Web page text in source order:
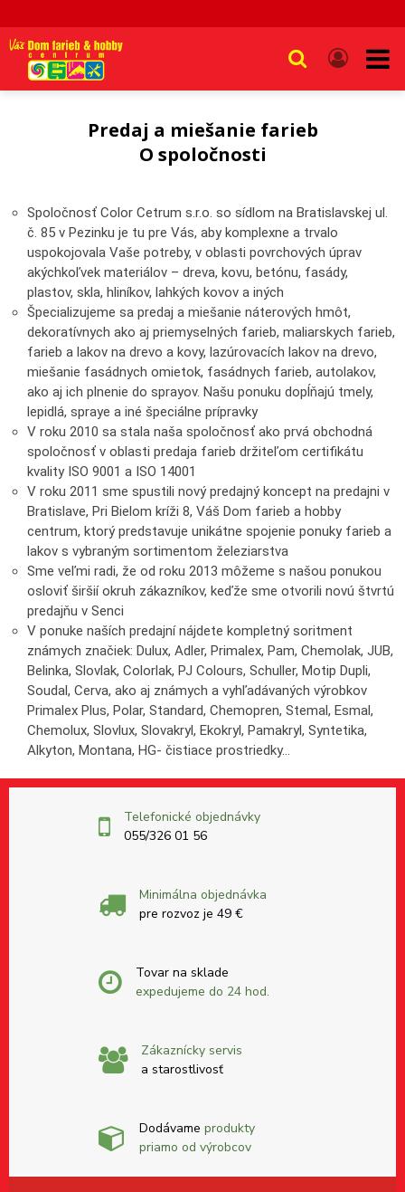
Predaj a miešanie farieb
O spoločnosti
Spoločnosť Color Cetrum s.r.o. so sídlom na Bratislavskej ul.
č. 85 v Pezinku je tu pre Vás, aby komplexne a trvalo
uspokojovala Vaše potreby, v oblasti povrchových úprav
akýchkoľvek materiálov – dreva, kovu, betónu, fasády,
plastov, skla, hliníkov, lahkých kovov a iných
Špecializujeme sa predaj a miešanie náterových hmôt,
dekoratívnych ako aj priemyselných farieb, maliarskych farieb,
farieb a lakov na drevo a kovy, lazúrovacích lakov na drevo,
miešanie fasádnych omietok, fasádnych farieb, autolakov,
ako aj ich plnenie do sprayov. Našu ponuku dopĺňajú tmely,
lepidlá, spraye a iné špeciálne prípravky
V roku 2010 sa stala naša spoločnosť ako prvá obchodná
spoločnosť v oblasti predaja farieb držiteľom certifikátu
kvality ISO 9001 a ISO 14001
V roku 2011 sme spustili nový predajný koncept na predajni v
Bratislave, Pri Bielom kríži 8, Váš Dom farieb a hobby
centrum, ktorý predstavuje unikátne spojenie ponuky farieb a
lakov s vybraným sortimentom železiarstva
Sme veľmi radi, že od roku 2013 môžeme s našou ponukou
osloviť širšií okruh zákazníkov, keďže sme otvorili novú štvrtú
predajňu v Senci
V ponuke naších predajní nájdete kompletný soritment
známych značiek: Dulux, Adler, Primalex, Pam, Chemolak, JUB,
Belinka, Slovlak, Colorlak, PJ Colours, Schuller, Motip Dupli,
Soudal, Cerva, ako aj známych a vyhľadávaných výrobkov
Primalex Plus, Polar, Standard, Chemopren, Stemal, Esmal,
Chemolux, Slovlux, Slovakryl, Ekokryl, Pamakryl, Syntetika,
Alkyton, Montana, HG- čistiace prostriedky…
Telefonické objednávky
055/326 01 56
Minimálna objednávka
pre rozvoz je 49 €
Tovar na sklade
expedujeme do 24 hod.
Zákaznícky servis
a starostlivosť
Dodávame produkty
priamo od výrobcov